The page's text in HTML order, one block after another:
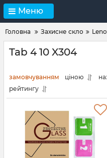
Меню
Головна Захисне скло
Tab 4 10 X304
замовчуванням ціною
рейтингу